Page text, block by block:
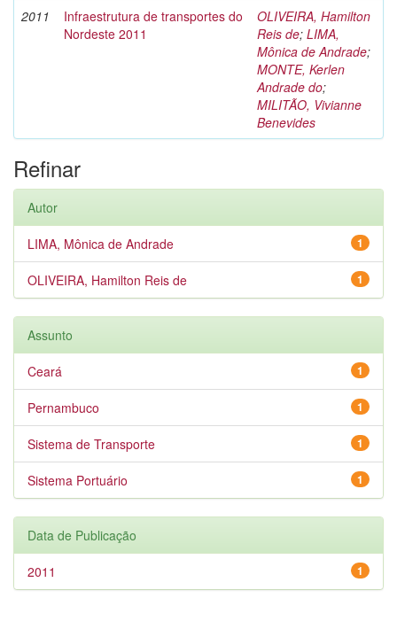
2011
Infraestrutura de transportes do
Nordeste 2011
OLIVEIRA, Hamilton
Reis de; LIMA,
Mônica de Andrade;
MONTE, Kerlen
Andrade do;
MILITÃO, Vivianne
Benevides
Refinar
Autor
1
LIMA, Mônica de Andrade
1
OLIVEIRA, Hamilton Reis de
Assunto
1
Ceará
1
Pernambuco
1
Sistema de Transporte
1
Sistema Portuário
Data de Publicação
1
2011